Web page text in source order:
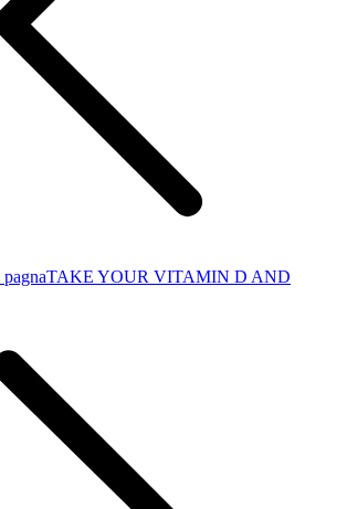
TAKE YOUR VITAMIN D AND